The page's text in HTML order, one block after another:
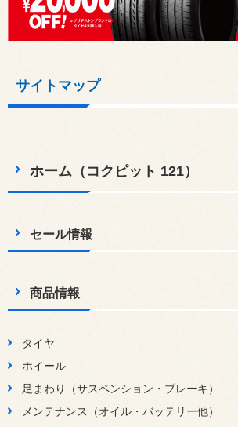
サイトマップ
ホーム（コクピット 121）
セール情報
商品情報
タイヤ
ホイール
足まわり（サスペンション・ブレーキ）
メンテナンス（オイル・バッテリー他）